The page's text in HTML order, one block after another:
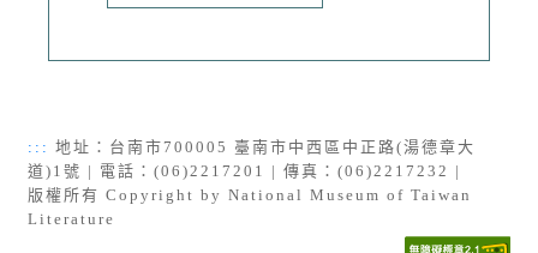
::: 地址：台南市700005 臺南市中西區中正路(湯德章大
道)1號 | 電話：(06)2217201 | 傳真：(06)2217232 |
版權所有 Copyright by National Museum of Taiwan
Literature